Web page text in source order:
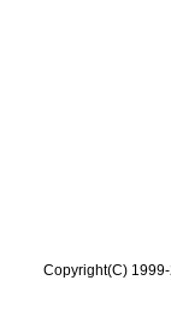
Copyright(C)